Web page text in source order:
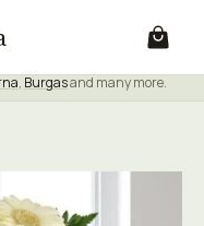
, Burgasand many more.